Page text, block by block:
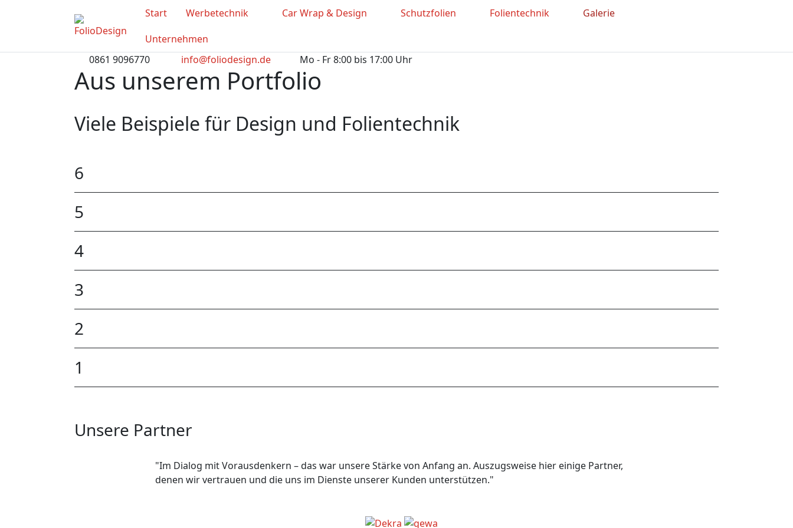
Start Werbetechnik Car Wrap & Design Schutzfolien Folientechnik
Galerie
Unternehmen
0861 9096770
info@foliodesign.de Mo - Fr 8:00 bis 17:00 Uhr
Aus unserem Portfolio
Viele Beispiele für Design und Folientechnik
6
5
4
3
2
1
Unsere Partner
"Im Dialog mit Vorausdenkern – das war unsere Stärke von Anfang an. Auszugsweise hier einige Partner,
denen wir vertrauen und die uns im Dienste unserer Kunden unterstützen."